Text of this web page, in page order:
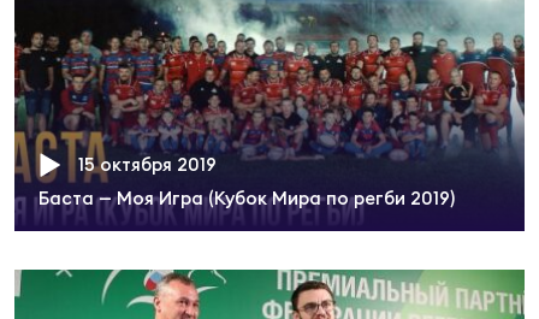
Баста — Моя Игра (Кубок Мира по регби 2019)
15 октября 2019